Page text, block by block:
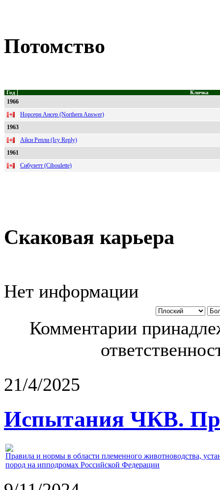
Потомство
Год Кличка
1966
Норсерн Ансер (Northern Answer)
1963
Айси Репли (Icy Reply)
1961
Сибулетт (Ciboulette)
Скаковая карьера
Нет информации
Комментарии
21/4/2025
Испытания ЧКВ.
Правила и нормы в области племенного животноводства,
пород на ипподромах Российской Федерации